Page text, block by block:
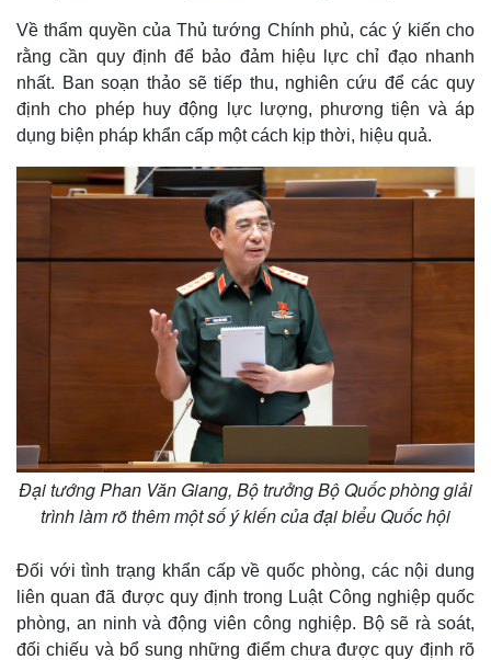
Pháp luật
Vụ án
Tin nóng
Tư vấn luật
Quân sự - Quốc phòng
Vũ khí
Việt Nam
Phân tích
Về thẩm quyền của Thủ tướng Chính phủ, các ý kiến cho
rằng cần quy định để bảo đảm hiệu lực chỉ đạo nhanh
nhất. Ban soạn thảo sẽ tiếp thu, nghiên cứu để các quy
định cho phép huy động lực lượng, phương tiện và áp
dụng biện pháp khẩn cấp một cách kịp thời, hiệu quả.
Đại tướng Phan Văn Giang, Bộ trưởng Bộ Quốc phòng giải
trình làm rõ thêm một số ý kiến của đại biểu Quốc hội
Đối với tình trạng khẩn cấp về quốc phòng, các nội dung
liên quan đã được quy định trong Luật Công nghiệp quốc
phòng, an ninh và động viên công nghiệp. Bộ sẽ rà soát,
đối chiếu và bổ sung những điểm chưa được quy định rõ